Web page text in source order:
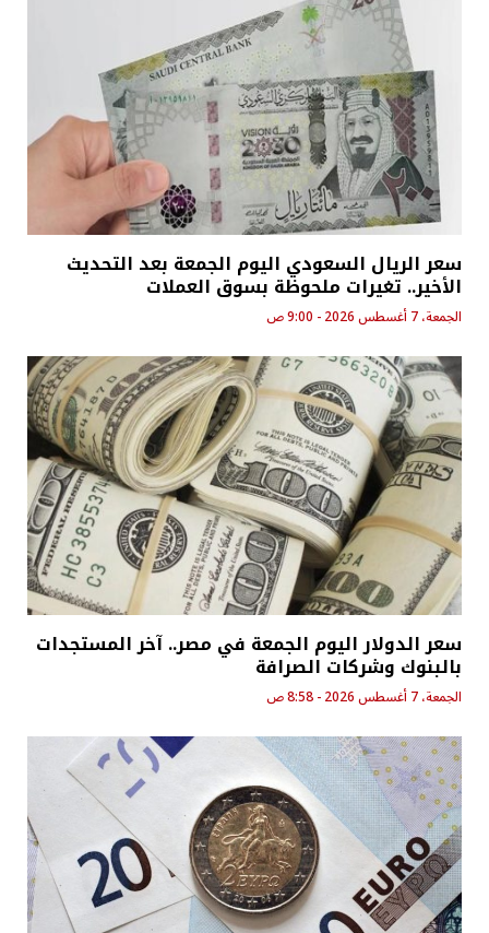
سعر الريال السعودي اليوم الجمعة بعد التحديث
الأخير.. تغيرات ملحوظة بسوق العملات
الجمعة، 7 أغسطس 2026 - 9:00 ص
سعر الدولار اليوم الجمعة في مصر.. آخر المستجدات
بالبنوك وشركات الصرافة
الجمعة، 7 أغسطس 2026 - 8:58 ص